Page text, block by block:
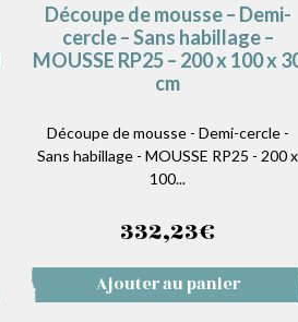
Découpe de mousse – Demi-
cercle – Sans habillage –
MOUSSE RP25 – 200 x 100 x
cm
Découpe de mousse - Demi-cercle -
Sans habillage - MOUSSE RP25 - 200 x
100...
332,23€
Ajouter au panier